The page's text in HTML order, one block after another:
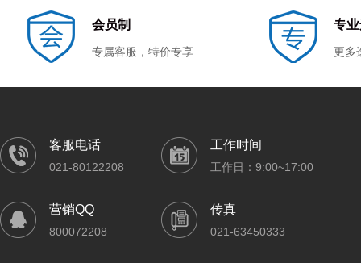
会员制
专属客服，特价专享
专
更多
客服电话
021-80122208
工作时间
工作日：9:00~17:00
营销QQ
800072208
传真
021-63450333